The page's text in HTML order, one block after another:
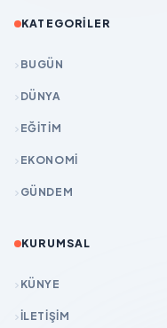
KATEGORILER
BUGÜN
DÜNYA
EĞİTİM
EKONOMİ
GÜNDEM
KURUMSAL
KÜNYE
İLETIŞIM